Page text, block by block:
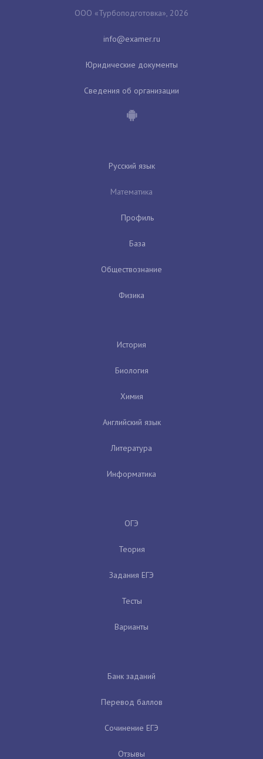
ООО «Турбоподготовка», 2026
Юридические документы
Сведения об организации
Русский язык
Математика
Профиль
База
Обществознание
Физика
История
Биология
Химия
Английский язык
Литература
Информатика
ОГЭ
Теория
Задания ЕГЭ
Тесты
Варианты
Банк заданий
Перевод баллов
Сочинение ЕГЭ
Отзывы